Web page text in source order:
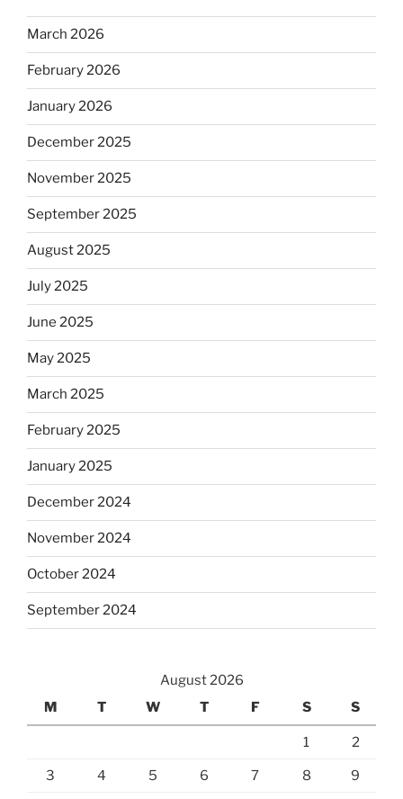
March 2026
February 2026
January 2026
December 2025
November 2025
September 2025
August 2025
July 2025
June 2025
May 2025
March 2025
February 2025
January 2025
December 2024
November 2024
October 2024
September 2024
August 2026
M
T W T F S S
1 2
3 4 5 6 7 8 9